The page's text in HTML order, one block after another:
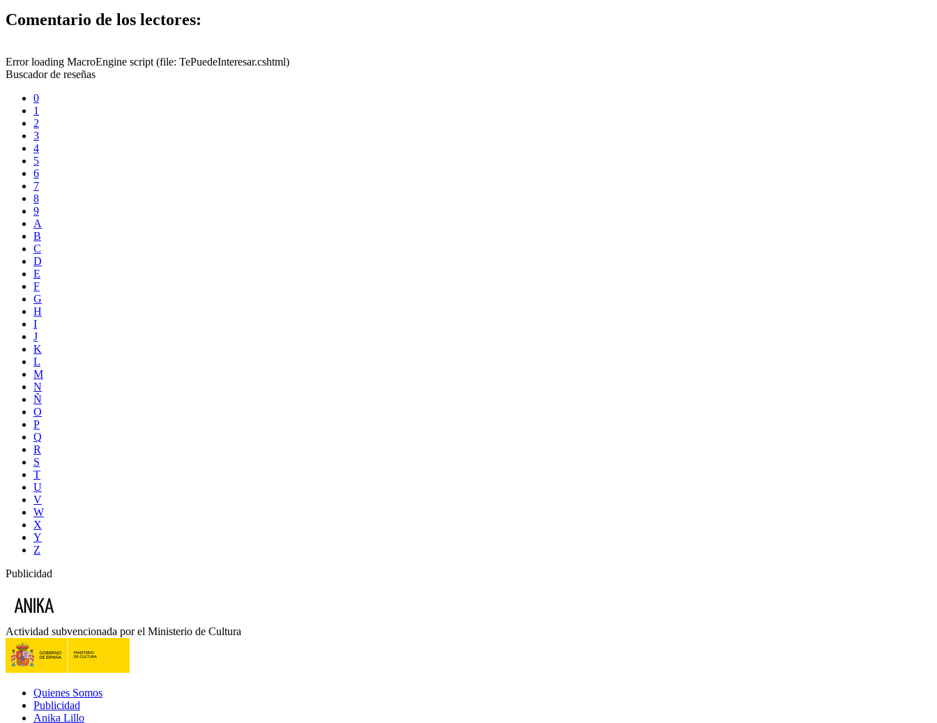
Comentario de los lectores:
Error loading MacroEngine script (file: TePuedeInteresar.cshtml)
Buscador de reseñas
0
1
2
3
4
5
6
7
8
9
A
B
C
D
E
F
G
H
I
J
K
L
M
N
Ñ
O
P
Q
R
S
T
U
V
W
X
Y
Z
Publicidad
Actividad subvencionada por el Ministerio de Cultura
Quienes Somos
Publicidad
Anika Lillo